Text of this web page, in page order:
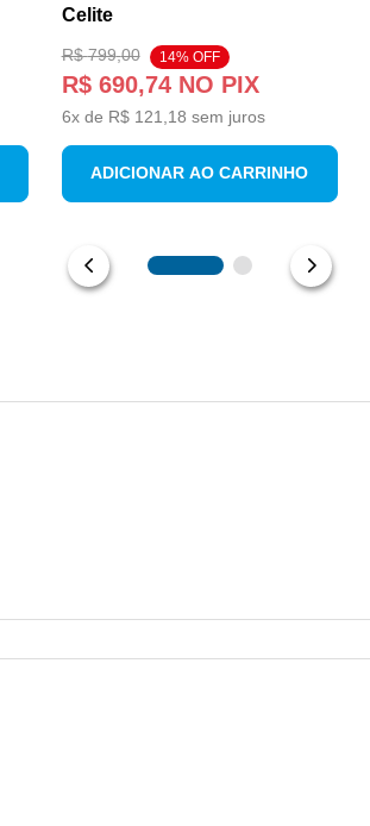
Celite
R$ 799,00 14% OFF
R$ 690,74NO PIX
6x de R$ 121 18 sem juros
ADICIONAR AO CARRINHO